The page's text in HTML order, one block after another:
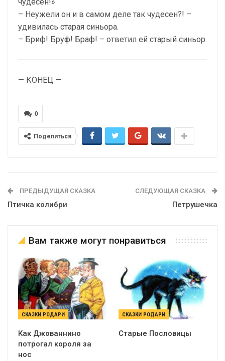
– Неужели он и в самом деле так чудесен?! –
удивилась старая синьора.
– Бриф! Бруф! Браф! – ответил ей старый синьор.
— КОНЕЦ —
0
Поделиться
ПРЕДЫДУЩАЯ СКАЗКА
Птичка колибри
СЛЕДУЮЩАЯ СКАЗКА
Петрушечка
Вам также могут понравиться
СКАЗКИ РОДАРИ
Как Джованнино
потрогал короля за
нос
СКАЗКИ РОДАРИ
Старые Пословицы